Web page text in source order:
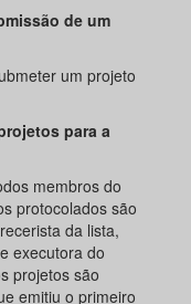
de um
um projeto
para a
membros do
protocolados são
da lista,
executora do
projetos são
emitiu o primeiro